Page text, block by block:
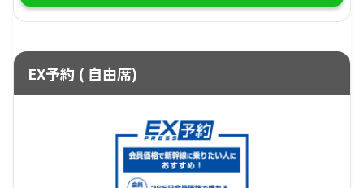
EX予約 ( 自由席)